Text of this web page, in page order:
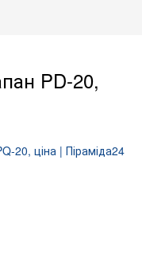
PD-20,